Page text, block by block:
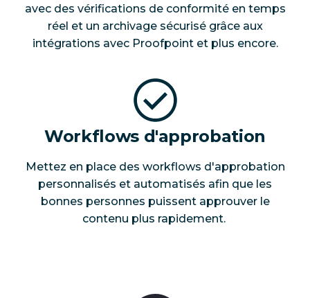
avec des vérifications de conformité en temps
réel et un archivage sécurisé grâce aux
intégrations avec Proofpoint et plus encore.
Workflows d'approbation
Mettez en place des workflows d'approbation
personnalisés et automatisés afin que les
bonnes personnes puissent approuver le
contenu plus rapidement.